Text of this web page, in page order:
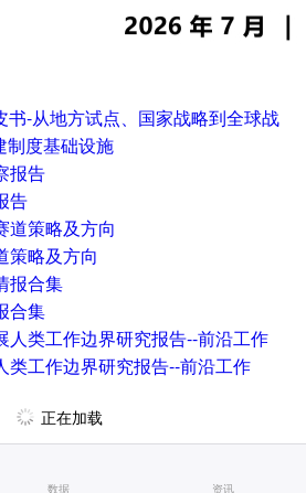
-从地方试点、国家战略到全球战
制度基础设施
告
策略及方向
合集
类工作边界研究报告--前沿工作
正在加载
数据 资讯